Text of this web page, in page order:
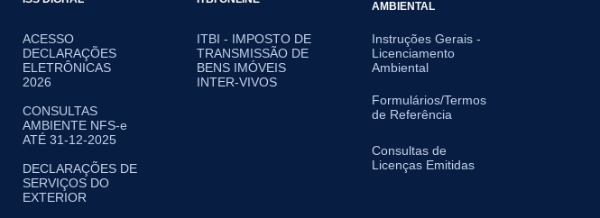
ACESSO
DECLARAÇÕES
ELETRÔNICAS
2026
CONSULTAS
AMBIENTE NFS-e
ATÉ 31-12-2025
DECLARAÇÕES DE
SERVIÇOS DO
EXTERIOR
ITBI - IMPOSTO DE
TRANSMISSÃO DE
BENS IMÓVEIS
INTER-VIVOS
AMBIENTAL
Instruções Gerais -
Licenciamento
Ambiental
Formulários/Termos
de Referência
Consultas de
Licenças Emitidas